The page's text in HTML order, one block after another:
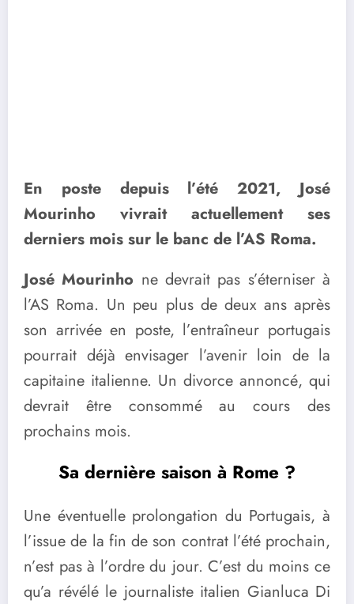
En poste depuis l’été 2021, José
Mourinho vivrait actuellement ses
derniers mois sur le banc de l’AS Roma.
José Mourinho ne devrait pas s’éterniser à
l’AS Roma. Un peu plus de deux ans après
son arrivée en poste, l’entraîneur portugais
pourrait déjà envisager l’avenir loin de la
capitaine italienne. Un divorce annoncé, qui
devrait être consommé au cours des
prochains mois.
Sa dernière saison à Rome ?
Une éventuelle prolongation du Portugais, à
l’issue de la fin de son contrat l’été prochain,
n’est pas à l’ordre du jour. C’est du moins ce
qu’a révélé le journaliste italien Gianluca Di